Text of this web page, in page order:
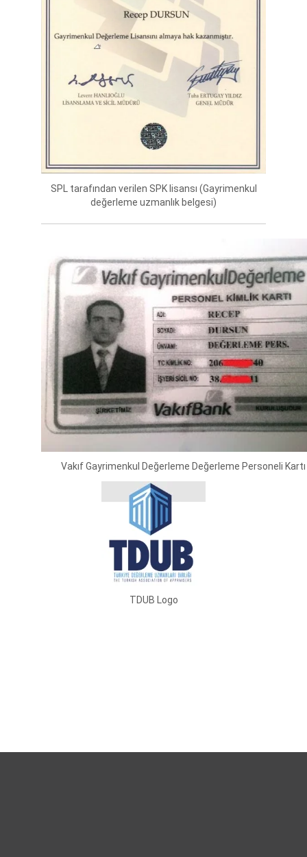
SPL tarafından verilen SPK lisansı (Gayrimenkul
değerleme uzmanlık belgesi)
Vakıf Gayrimenkul Değerleme Değerleme Personeli Kartı
TDUB Logo